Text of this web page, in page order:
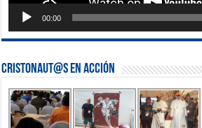
00:00
Cristonaut@s en Acción